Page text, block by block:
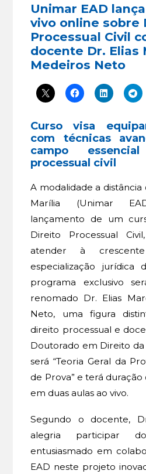
Unimar EAD
vivo online sobre
Processual Civil
docente Dr. Elias
Medeiros Neto
Curso visa
com técnicas
campo
processual civil
A modalidade a distância
Marília (Unimar
lançamento de um
Direito Processual
atender à
especialização jurídica
programa exclusivo
renomado Dr. Elias
Neto, uma figura
direito processual e
Doutorado em Direito
será “Teoria Geral da
de Prova” e terá duração
em duas aulas ao vivo.
Segundo o docente,
alegria participar
entusiasmado em
EAD neste projeto